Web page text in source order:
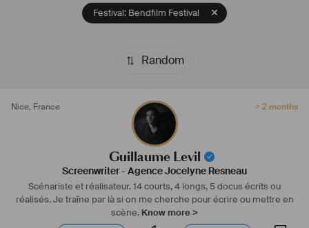
Festival: Bendfilm Festival
Random
Nice, France > 2 months
Guillaume Levil
Screenwriter-Agence Jocelyne Resneau
Scénariste et réalisateur. 14 courts, 4 longs, 5 docus écrits ou
réalisés. Je traîne par là si on me cherche pour écrire ou mettre en
scène. Know more >